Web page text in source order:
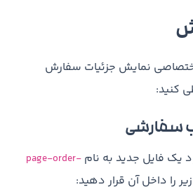
نمایش جزئیات سفارش
کنید:
یک فایل جدید به نام page-order-
را داخل آن قرار دهید: